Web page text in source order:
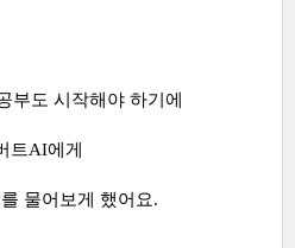
부도 시작해야 하기에
트AI에게
물어보게 했어요.